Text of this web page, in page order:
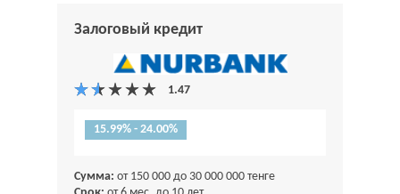
Залоговый кредит
15.99% - 24.00%
Сумма: от 150 000 до 30 000 000 тенге